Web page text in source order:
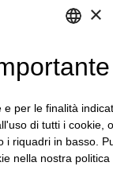
DEFAULT LANGUAGE
ITALIAN
×
per le finalità
di tutti i cookie,
i riquadri in basso.
nella nostra politica